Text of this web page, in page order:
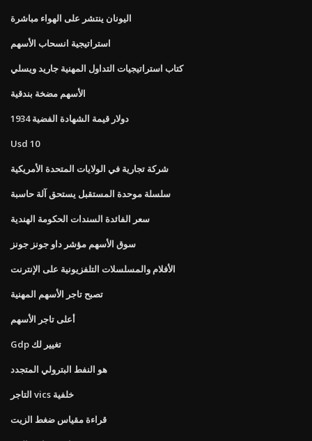
اليونان ينتشر على الهواء مباشرة
استراتيجية انسحاب الأسهم
كتاب استراتيجيات التداول المهنية جاريد ويسلي
الأسهم مضخة بندقية
1934 دولار قيمة الشهادة الفضية
Usd 10
شركة تجارية في الولايات المتحدة الأمريكية
سلسلة موحدة المستقبل يستحق آلة حاسبة
سعر الفائدة السندات الحكومة الهندية
سوق الأسهم مؤشر داو جونز جونز
الأفلام والمسلسلات التلفزيونية على الإنترنت
تصبح تاجر الأسهم المهنية
أعلى تاجر الأسهم
Gdp تغيير لك
هو النفط البترولي المتجدد
التاجر vics خلفية
قراءة مقياس ضغط الزيت